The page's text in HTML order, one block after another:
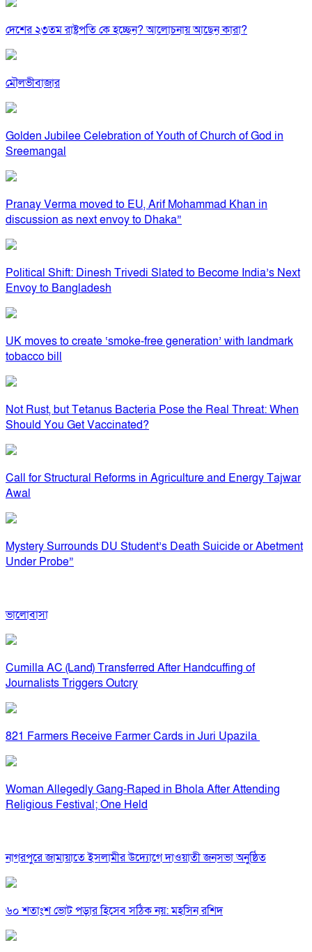
দেশের ২৩তম রাষ্ট্রপতি কে হচ্ছেন? আলোচনায় আছেন কারা?
মৌলভীবাজার
Golden Jubilee Celebration of Youth of Church of God in
Sreemangal
Pranay Verma moved to EU, Arif Mohammad Khan in
discussion as next envoy to Dhaka”
Political Shift: Dinesh Trivedi Slated to Become India’s Next
Envoy to Bangladesh
UK moves to create ‘smoke-free generation’ with landmark
tobacco bill
Not Rust, but Tetanus Bacteria Pose the Real Threat: When
Should You Get Vaccinated?
Call for Structural Reforms in Agriculture and Energy Tajwar
Awal
Mystery Surrounds DU Student’s Death Suicide or Abetment
Under Probe”
ভালোবাসা
Cumilla AC (Land) Transferred After Handcuffing of
Journalists Triggers Outcry
821 Farmers Receive Farmer Cards in Juri Upazila
Woman Allegedly Gang-Raped in Bhola After Attending
Religious Festival; One Held
নাগরপুরে জামায়াতে ইসলামীর উদ্যোগে দাওয়াতী জনসভা অনুষ্ঠিত
৬০ শতাংশ ভোট পড়ার হিসেব সঠিক নয়: মহসিন রশিদ